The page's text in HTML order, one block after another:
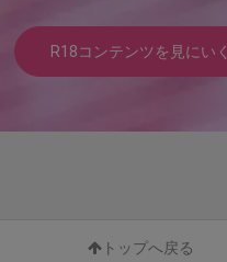
R18コンテンツを見にいく
トップへ戻る